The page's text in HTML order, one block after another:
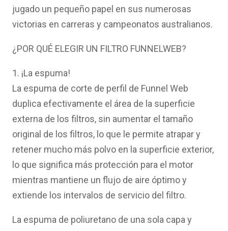
jugado un pequeño papel en sus numerosas
victorias en carreras y campeonatos australianos.
¿POR QUÉ ELEGIR UN FILTRO FUNNELWEB?
1. ¡La espuma!
La espuma de corte de perfil de Funnel Web
duplica efectivamente el área de la superficie
externa de los filtros, sin aumentar el tamaño
original de los filtros, lo que le permite atrapar y
retener mucho más polvo en la superficie exterior,
lo que significa más protección para el motor
mientras mantiene un flujo de aire óptimo y
extiende los intervalos de servicio del filtro.
La espuma de poliuretano de una sola capa y